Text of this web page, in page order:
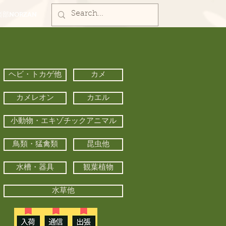
ヘビ・トカゲ他 カメ
カメレオン カエル
小動物・エキゾチックアニマル
鳥類・猛禽類 昆虫他
水槽・器具 観葉植物
水草他